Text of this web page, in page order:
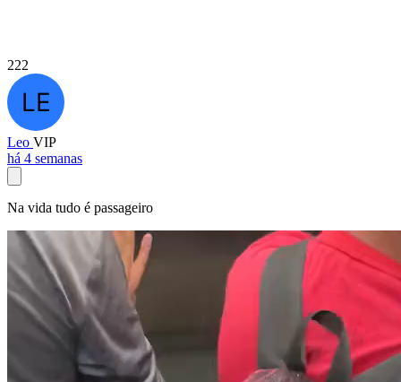
222
Leo VIP
há 4 semanas
Na vida tudo é passageiro